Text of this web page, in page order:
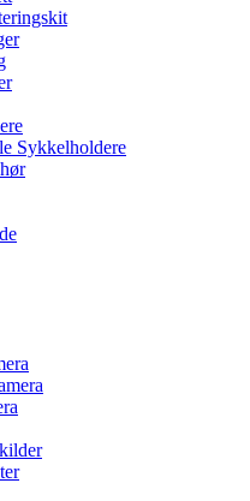
Sykkelholdere